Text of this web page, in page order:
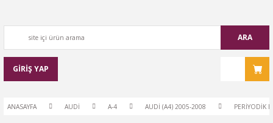
ARA
GİRİŞ YAP
ANASAYFA AUDİ A-4 AUDİ (A4) 2005-2008 PERİYODİK